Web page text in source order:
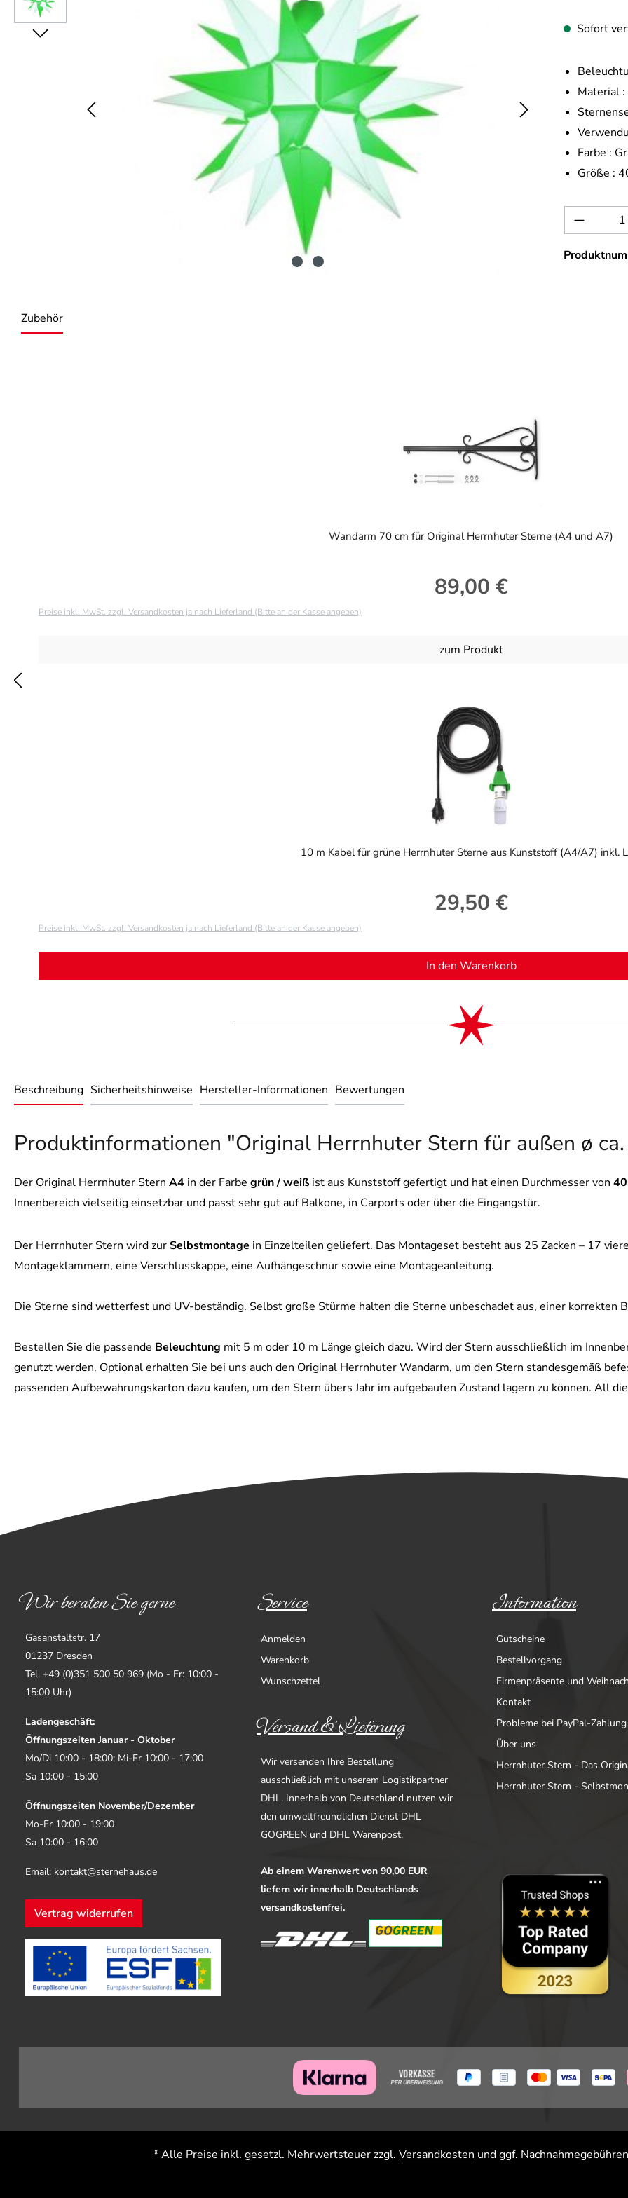
Sofort
Material :
Farbe :
Größe :
Zubehör
Wandarm 70 cm für Original Herrnhuter Sterne (A4 und A7)
Regulärer Preis:
89,00 €
Preise inkl. MwSt. zzgl. Versandkosten ja nach Lieferland (Bitte an der Kasse angeben)
zum Produkt
10 m Kabel für grüne Herrnhuter Sterne aus Kunststoff (A4/A7) inkl.
Regulärer Preis:
29,50 €
Preise inkl. MwSt. zzgl. Versandkosten ja nach Lieferland (Bitte an der Kasse angeben)
In den Warenkorb
Beschreibung Sicherheitshinweise Hersteller-Informationen Bewertungen
Produktinformationen "Original Herrnhuter Stern für außen ø
Der Original Herrnhuter Stern A4 in der Farbe grün / weiß ist aus Kunststoff gefertigt und hat einen Durchmesser von
Innenbereich vielseitig einsetzbar und passt sehr gut auf Balkone, in Carports oder über die Eingangstür.
Der Herrnhuter Stern wird zurSelbstmontage in Einzelteilen geliefert. Das Montageset besteht aus 25 Zacken – 17
Montageklammern, eine Verschlusskappe, eine Aufhängeschnur sowie eine Montageanleitung.
Die Sterne sind wetterfest und UV-beständig. Selbst große Stürme halten die Sterne unbeschadet aus, einer korrekten
Bestellen Sie die passende Beleuchtung mit 5 m oder 10 m Länge gleich dazu. Wird der Stern ausschließlich im
genutzt werden. Optional erhalten Sie bei uns auch den Original Herrnhuter Wandarm, um den Stern standesgemäß
passenden Aufbewahrungskarton dazu kaufen, um den Stern übers Jahr im aufgebauten Zustand lagern zu können. All
Wir beraten Sie gerne
Gasanstaltstr. 17
01237 Dresden
Tel. +49 (0)351 500 50 969 (Mo - Fr: 10:00 -
15:00 Uhr)
Ladengeschäft:
Öffnungszeiten Januar - Oktober
Mo/Di 10:00 - 18:00; Mi-Fr 10:00 - 17:00
Sa 10:00 - 15:00
Öffnungszeiten November/Dezember
Mo-Fr 10:00 - 19:00
Sa 10:00 - 16:00
Email: kontakt@sternehaus.de
Vertrag widerrufen
Service
Anmelden
Warenkorb
Wunschzettel
Information
Gutscheine
Bestellvorgang
Firmenpräsente und
Kontakt
Probleme bei PayPal-
Über uns
Herrnhuter Stern - Das
Herrnhuter Stern -
Versand & Lieferung
Wir versenden Ihre Bestellung
ausschließlich mit unserem Logistikpartner
DHL. Innerhalb von Deutschland nutzen wir
den umweltfreundlichen Dienst DHL
GOGREEN und DHL Warenpost.
Ab einem Warenwert von 90,00 EUR
liefern wir innerhalb Deutschlands
versandkostenfrei.
* Alle Preise inkl. gesetzl. Mehrwertsteuer zzgl. Versandkosten und ggf.